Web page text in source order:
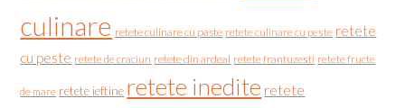
culinare retete culinare cu paste retete culinare cu peste retete
cu peste retete de craciun retete din ardeal retete frantuzesti retete fructe
de mare retete ieftine retete inedite retete